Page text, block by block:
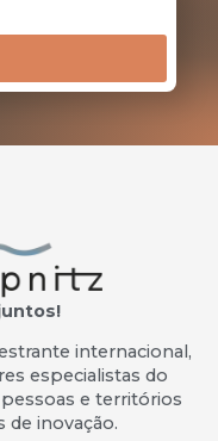
internacional,
especialistas do
e territórios
de inovação.